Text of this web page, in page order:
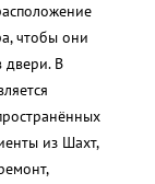
чтобы они
двери. В
из Шахт,